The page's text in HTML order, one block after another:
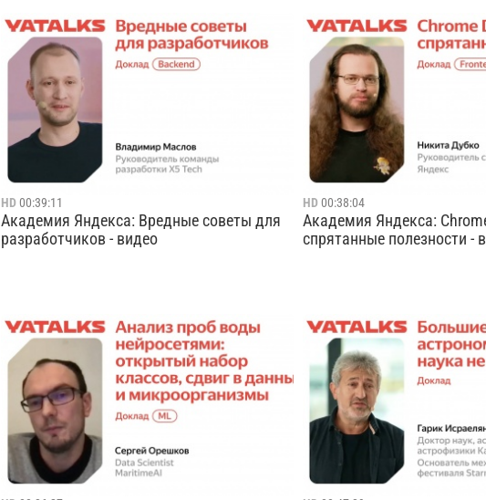
Иногда говорят, что айтишники — это
большие дети. Но как меняется жизнь
«детей», когда у них появляются свои дети?
В докладе обсудим самые
распространённые мифы, каково это —
совмещать семью и карьеру. Из доклада
вы узнаете: мешают ли дети ...
Cмотреть видео
Как отличить одну
доставки от другой, если
этого отлично подойдёт
поискового приложения.
подскажет не только
годности, состав и другую
информацию. В...
Cмотреть
HD 00:39:11
Академия Яндекса: Вредные советы для
разработчиков - видео
В докладе пройдёмся по любимым (и не
всегда очевидным) способам, которыми
разработчики способны сильно испортить
жизнь себе и коллегам, и которыми они
наверняка продолжат пользоваться в 2023
году. В основе доклада — собственный п...
Cмотреть видео
HD 00:38:04
Академия Яндекса:
спрятанные полезности -
Инструменты
хранят в себе много
полезного, но до
просто достучаться из
некоторые просто прошли
про них мало кто говорит.
«помогатор...
Cмотреть